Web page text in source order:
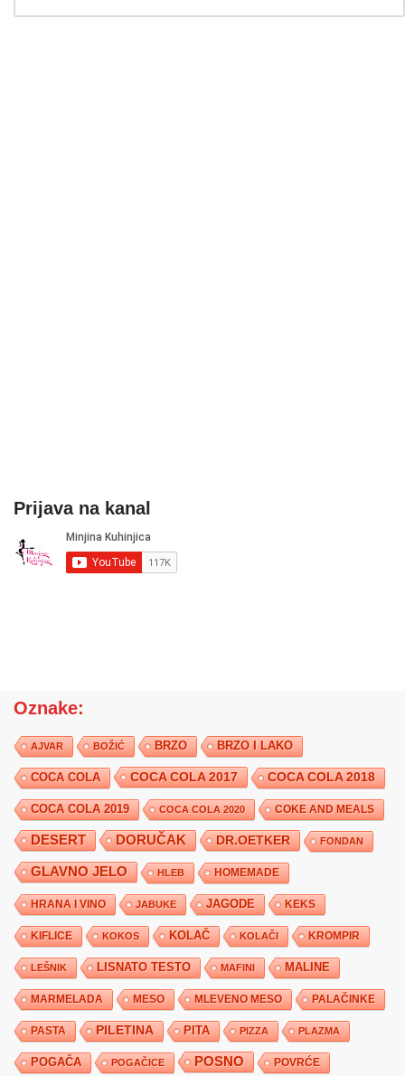
Prijava na kanal
Oznake:
AJVAR BOŽIĆ BRZO BRZO I LAKO
COCA COLA COCA COLA 2017 COCA COLA 2018
COCA COLA 2019 COCA COLA 2020 COKE AND MEALS
DESERT DORUČAK DR.OETKER FONDAN
GLAVNO JELO HLEB HOMEMADE
HRANA I VINO JABUKE JAGODE KEKS
KIFLICE KOKOS KOLAČ KOLAČI KROMPIR
LEŠNIK LISNATO TESTO MAFINI MALINE
MARMELADA MESO MLEVENO MESO PALAČINKE
PASTA PILETINA PITA PIZZA PLAZMA
POGAČA POGAČICE POSNO POVRĆE